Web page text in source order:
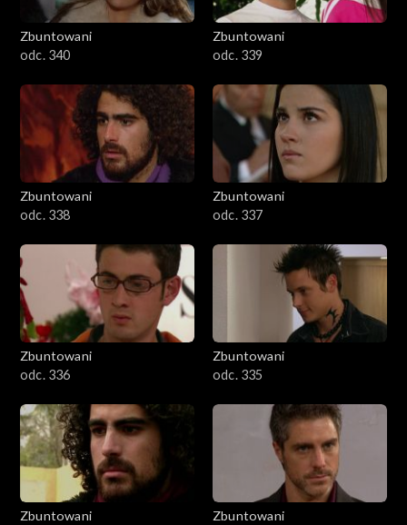
Zbuntowani
odc. 340
Zbuntowani
odc. 339
Zbuntowani
odc. 338
Zbuntowani
odc. 337
Zbuntowani
odc. 336
Zbuntowani
odc. 335
Zbuntowani
Zbuntowani